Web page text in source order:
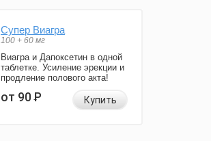
Супер Виагра
100 + 60 мг
Виагра и Дапоксетин в одной
таблетке. Усиление эрекции и
продление полового акта!
от 90Р Купить